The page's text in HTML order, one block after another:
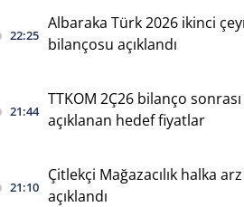
22:25
Albaraka Türk 2026 ikinci
bilançosu açıklandı
21:44
TTKOM 2Ç26 bilanço sonrası
açıklanan hedef fiyatlar
21:10
Çitlekçi Mağazacılık halka
açıklandı